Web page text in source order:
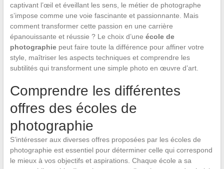
captivant l’œil et éveillant les sens, le métier de photographe
s’impose comme une voie fascinante et passionnante. Mais
comment transformer cette passion en une carrière
épanouissante et réussie ? Le choix d’une école de
photographiepeut faire toute la différence pour affiner votre
style, maîtriser les aspects techniques et comprendre les
subtilités qui transforment une simple photo en œuvre d’art.
Comprendre les différentes
offres des écoles de
photographie
S’intéresser aux diverses offres proposées par les écoles de
photographie est essentiel pour déterminer celle qui correspond
le mieux à vos objectifs et aspirations. Chaque école a sa